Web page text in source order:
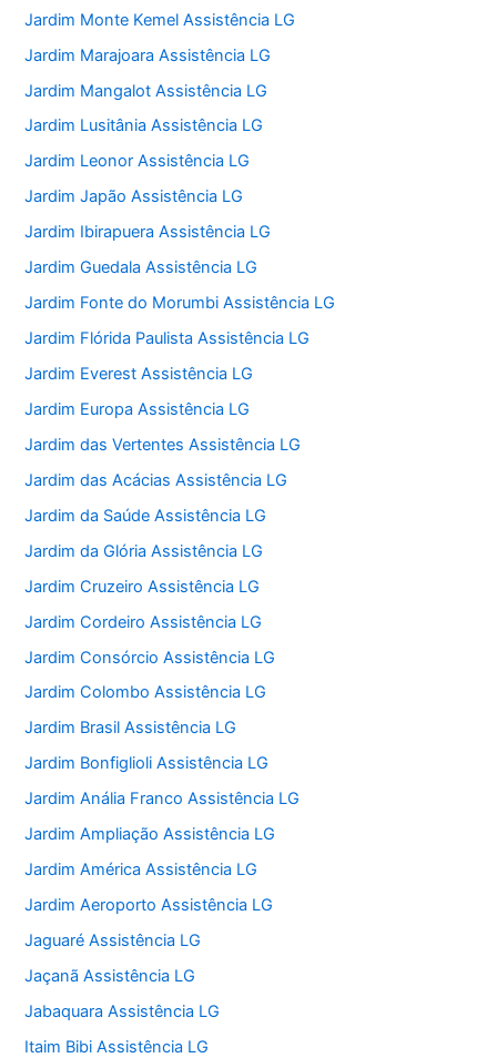
Jardim Monte Kemel Assistência LG
Jardim Marajoara Assistência LG
Jardim Mangalot Assistência LG
Jardim Lusitânia Assistência LG
Jardim Leonor Assistência LG
Jardim Japão Assistência LG
Jardim Ibirapuera Assistência LG
Jardim Guedala Assistência LG
Jardim Fonte do Morumbi Assistência LG
Jardim Flórida Paulista Assistência LG
Jardim Everest Assistência LG
Jardim Europa Assistência LG
Jardim das Vertentes Assistência LG
Jardim das Acácias Assistência LG
Jardim da Saúde Assistência LG
Jardim da Glória Assistência LG
Jardim Cruzeiro Assistência LG
Jardim Cordeiro Assistência LG
Jardim Consórcio Assistência LG
Jardim Colombo Assistência LG
Jardim Brasil Assistência LG
Jardim Bonfiglioli Assistência LG
Jardim Anália Franco Assistência LG
Jardim Ampliação Assistência LG
Jardim América Assistência LG
Jardim Aeroporto Assistência LG
Jaguaré Assistência LG
Jaçanã Assistência LG
Jabaquara Assistência LG
Itaim Bibi Assistência LG